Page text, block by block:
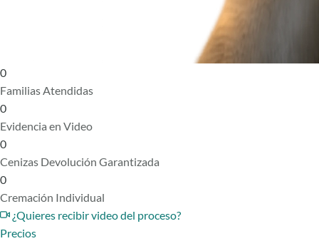
0
Familias Atendidas
0
Evidencia en Video
0
Cenizas Devolución Garantizada
0
Cremación Individual
¿Quieres recibir video del proceso?
Precios